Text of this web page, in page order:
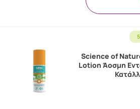
Science of
Lotion Άοσμη